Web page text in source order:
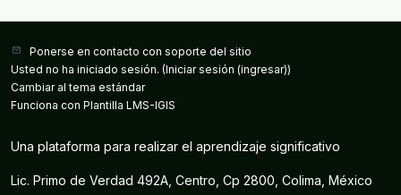
Modelos Digitales de Elevación con fines geográficos
Ponerse en contacto con soporte del sitio
Usted no ha iniciado sesión. (Iniciar sesión (ingresar))
Cambiar al tema estándar
Funciona con Plantilla LMS-IGIS
Una plataforma para realizar el aprendizaje significativo
Lic. Primo de Verdad 492A, Centro, Cp 2800, Colima, México